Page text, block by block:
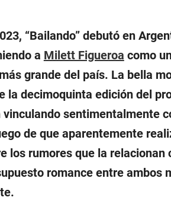
“Bailando” debutó en
a Milett Figueroa como
grande del país. La bella
la decimoquinta edición del
sentimentalmente
de que aparentemente
los rumores que la
romance entre ambos